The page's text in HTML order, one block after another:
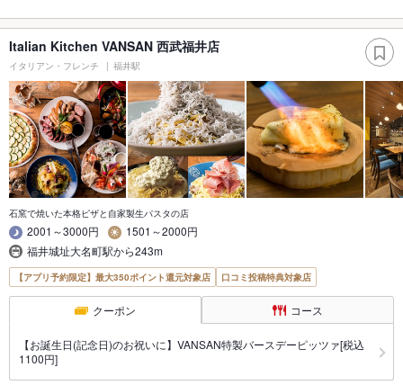
Italian Kitchen VANSAN 西武福井店
イタリアン・フレンチ 福井駅
石窯で焼いた本格ピザと自家製生パスタの店
2001～3000円
1501～2000円
福井城址大名町駅から243m
【アプリ予約限定】最大350ポイント還元対象店 口コミ投稿特典対象店
クーポン コース
【お誕生日(記念日)のお祝いに】VANSAN特製バースデーピッツァ[税込
1100円]